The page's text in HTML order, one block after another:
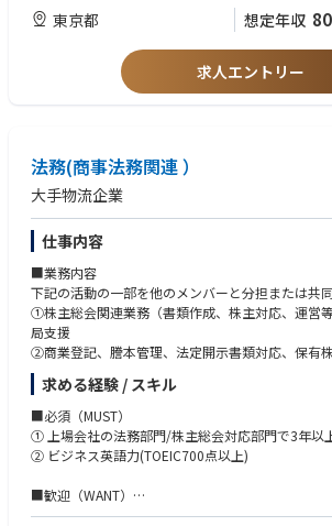
・稟議システムの管理・運営
・チームマネジメント（5名～6名規模。業務改善
を通じて組織力をリード）
東京都 想定年収
求人エントリー
法務(商事法務関連 ）
大手物流企業
仕事内容
■業務内容
下記の活動の一部を他のメンバーと分担または共同
①株主総会関連業務（書類作成、株主対応、運営
局支援
②商業登記、謄本管理、法定開示書類対応、保有
③上場審査対応
④上記項目に関する社内関係部門との連携及びグル
業務
求める経験 / スキル
■必須（MUST）
① 上場会社の法務部門/株主総会対応部門で3年以
② ビジネス英語力(TOEIC700点以上)
■歓迎（WANT）
① グローバル企業、物流業界での商事法務業務実